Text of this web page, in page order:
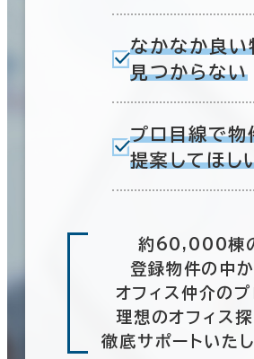
なかなか良い
見つからない
プロ目線で物
提案してほし
約60,000棟
登録物件の中か
オフィス仲介の
理想のオフィス探
徹底サポートいたし